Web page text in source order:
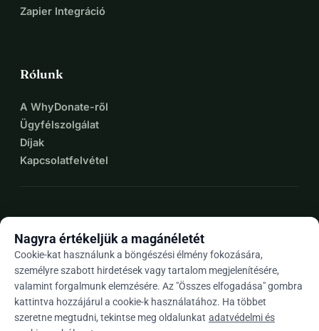
Zapier Integráció
Rólunk
A WhyDonate-ről
Ügyfélszolgálat
Díjak
Kapcsolatfelvétel
Huarrow_drop_down
★★★★★4,9 / 5 több mint 500 értékelés alapján
Nagyra értékeljük a magánéletét
Cookie-kat használunk a böngészési élmény fokozására,
személyre szabott hirdetések vagy tartalom megjelenítésére,
valamint forgalmunk elemzésére. Az "Összes elfogadása" gombra
kattintva hozzájárul a cookie-k használatához. Ha többet
szeretne megtudni, tekintse meg oldalunkat adatvédelmi és